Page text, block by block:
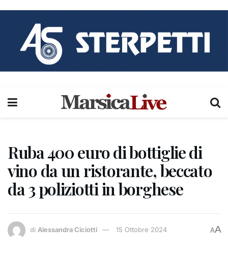
Ruba 400 euro di bottiglie di
vino da un ristorante, beccato
da 3 poliziotti in borghese
di Alessandra Ciciotti 15 Ottobre 2024 AA